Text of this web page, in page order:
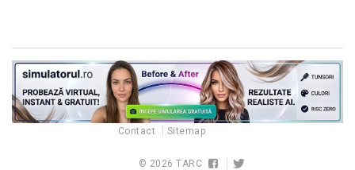
Contact Sitemap
© 2026TARC